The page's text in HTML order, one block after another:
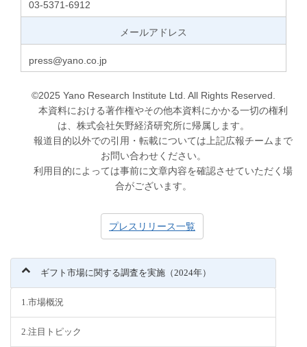
03-5371-6912
メールアドレス
press@yano.co.jp
©2025 Yano Research Institute Ltd. All Rights Reserved.
本資料における著作権やその他本資料にかかる一切の権利
は、株式会社矢野経済研究所に帰属します。
報道目的以外での引用・転載については上記広報チームまで
お問い合わせください。
利用目的によっては事前に文章内容を確認させていただく場
合がございます。
プレスリリース一覧
ギフト市場に関する調査を実施（2024年）
1.市場概況
2.注目トピック